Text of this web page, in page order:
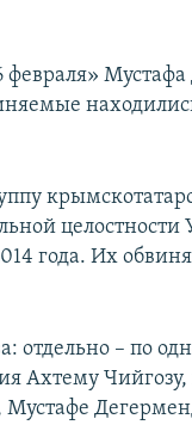
целостности
года. Их
отдельно – по
Ахтему Чийгозу,
Мустафе